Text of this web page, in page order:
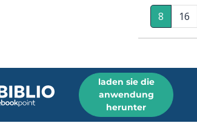
8 16
laden sie die
anwendung
herunter